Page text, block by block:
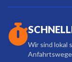
Wir sind lokal